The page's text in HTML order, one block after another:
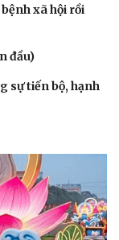
xã hội rồi
đầu)
sự tiến bộ, hạnh